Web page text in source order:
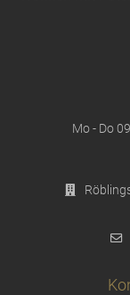
Mo - Do